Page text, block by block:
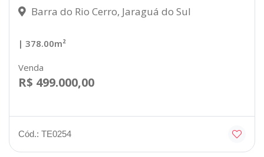
Barra do Rio Cerro, Jaraguá do Sul
| 378.00m²
Venda
R$ 499.000,00
Cód.: TE0254